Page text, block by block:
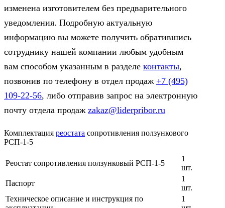
изменена изготовителем без предварительного
уведомления. Подробную актуальную
информацию вы можете получить обратившись
сотруднику нашей компании любым удобным
вам способом указанным в разделе контакты,
позвонив по телефону в отдел продаж +7 (495)
109-22-56, либо отправив запрос на электронную
почту отдела продаж zakaz@liderpribor.ru
Комплектация реостата сопротивления ползункового
РСП-1-5
Реостат сопротивления ползунковый РСП-1-5
1
шт.
Паспорт
1
шт.
Техническое описание и инструкция по
1